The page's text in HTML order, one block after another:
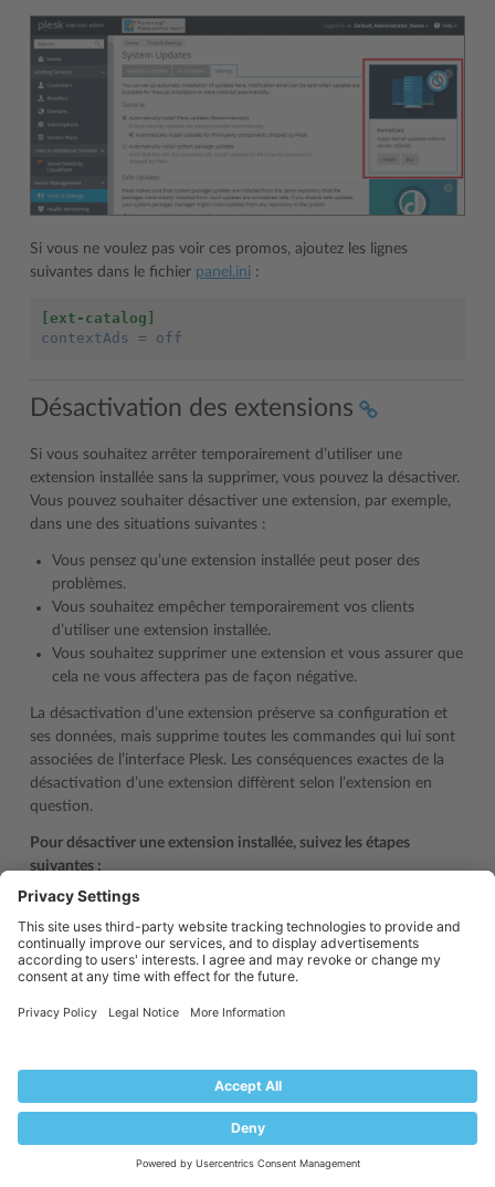
Si vous ne voulez pas voir ces promos, ajoutez les lignes
suivantes dans le fichier panel.ini :
[ext-catalog]
contextAds
= off
Désactivation des extensions
Si vous souhaitez arrêter temporairement d’utiliser une
extension installée sans la supprimer, vous pouvez la désactiver.
Vous pouvez souhaiter désactiver une extension, par exemple,
dans une des situations suivantes :
Vous pensez qu’une extension installée peut poser des
problèmes.
Vous souhaitez empêcher temporairement vos clients
d’utiliser une extension installée.
Vous souhaitez supprimer une extension et vous assurer que
cela ne vous affectera pas de façon négative.
La désactivation d’une extension préserve sa configuration et
ses données, mais supprime toutes les commandes qui lui sont
associées de l’interface Plesk. Les conséquences exactes de la
désactivation d’une extension diffèrent selon l’extension en
question.
Pour désactiver une extension installée, suivez les étapes
suivantes :
Dans le volet de navigation, cliquez sur
dansMes extensions.
Sélectionnez l’extension que vous voulez désactiver, puis
cliquez surDésactiver.
Pour activer une extension désactivée, suivez les étapes
Dans le volet de navigation, cliquez surExtensions, puis allez
Sélectionnez l’extension que vous voulez activer, puis cliquez